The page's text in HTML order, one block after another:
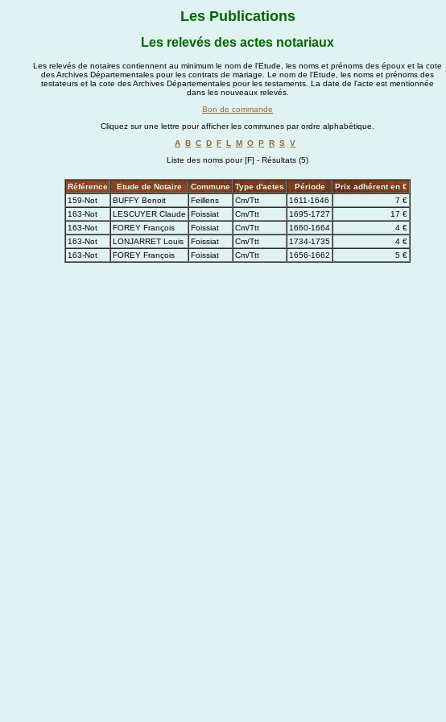
Les Publications
Les relevés des actes notariaux
Les relevés de notaires contiennent au minimum le nom de l'Etude, les noms et prénoms des époux et la cote
des Archives Départementales pour les contrats de mariage. Le nom de l'Etude, les noms et prénoms des
testateurs et la cote des Archives Départementales pour les testaments. La date de l'acte est mentionnée
dans les nouveaux relevés.
Bon de commande
Cliquez sur une lettre pour afficher les communes par ordre alphabétique.
A B C D F L M O P R S V
Liste des noms pour [F] - Résultats (5)
Référence Etude de Notaire Commune Type d'actes Période
Prix adhérent en €
159-Not
BUFFY Benoit Feillens Cm/Ttt 1611-1646
7 €
163-Not
LESCUYER Claude Foissiat Cm/Ttt 1695-1727
17 €
163-Not
FOREY François Foissiat Cm/Ttt 1660-1664
4 €
163-Not
LONJARRET Louis Foissiat Cm/Ttt 1734-1735
4 €
163-Not
FOREY François Foissiat Cm/Ttt 1656-1662 5 €